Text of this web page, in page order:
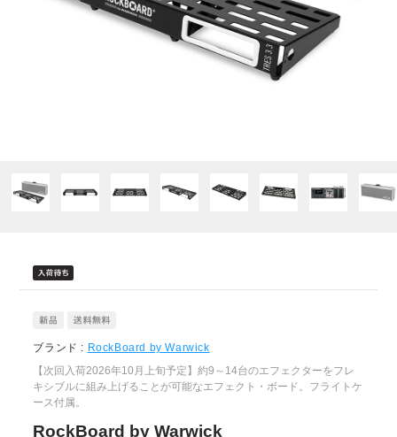
ブランド : RockBoard by Warwick
【次回入荷2026年10月上旬予定】約9～14台のエフェクターをフレ
キシブルに組み上げることが可能なエフェクト・ボード。フライトケ
ース付属。
RockBoard by Warwick